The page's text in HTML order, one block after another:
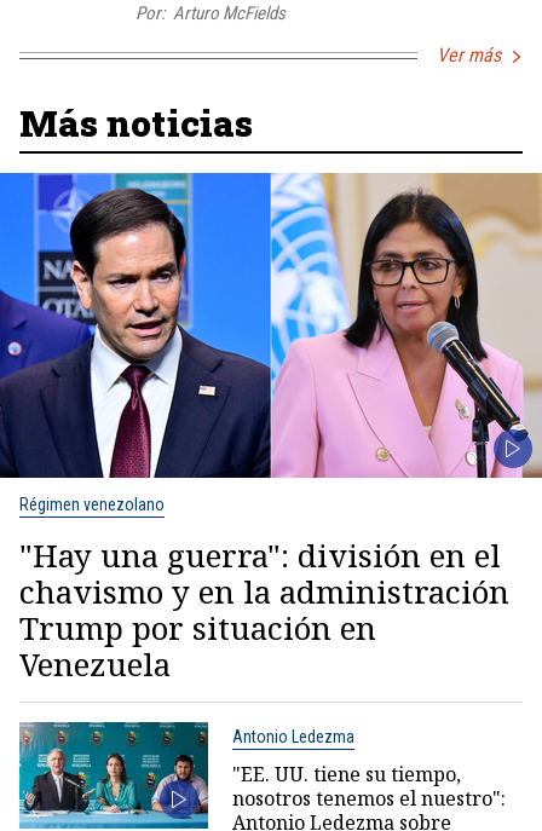
Por: Arturo McFields
Ver más
Más noticias
Régimen venezolano
"Hay una guerra": división en el
chavismo y en la administración
Trump por situación en
Venezuela
Antonio Ledezma
"EE. UU. tiene su tiempo,
nosotros tenemos el nuestro":
Antonio Ledezma sobre